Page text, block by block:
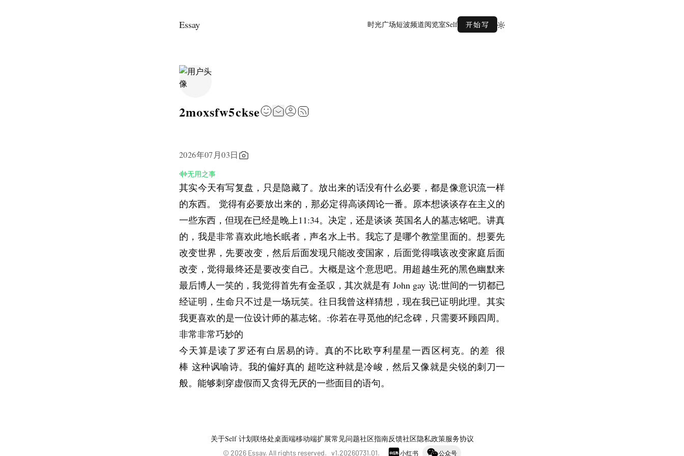
Essay 时光广场短波频道阅览室Self 开始写
2moxsfw5ckse
2026年07月03日
无用之事
其实今天有写复盘，只是隐藏了。放出来的话没有什么必要，都是像意识流一样
的东西。 觉得有必要放出来的，那必定得高谈阔论一番。原本想谈谈存在主义的
一些东西，但现在已经是晚上11:34。决定，还是谈谈 英国名人的墓志铭吧。讲真
的，我是非常喜欢此地长眠者，声名水上书。我忘了是哪个教堂里面的。想要先
改变世界，先要改变，然后后面发现只能改变国家，后面觉得哦该改变家庭后面
改变，觉得最终还是要改变自己。大概是这个意思吧。用超越生死的黑色幽默来
最后博人一笑的，我觉得首先有金圣叹，其次就是有 John gay 说:世间的一切都已
经证明，生命只不过是一场玩笑。往日我曾这样猜想，现在我已证明此理。其实
我更喜欢的是一位设计师的墓志铭。:你若在寻觅他的纪念碑，只需要环顾四周。
非常非常巧妙的
今天算是读了罗还有白居易的诗。真的不比欧亨利星星一西区柯克。的差  很
棒 这种讽喻诗。我的偏好真的 超吃这种就是冷峻，然后又像就是尖锐的刺刀一
般。能够刺穿虚假而又贪得无厌的一些面目的语句。
关于Self 计划联络处桌面端移动端扩展常见问题社区指南反馈社区隐私政策服务协议
© 2026 Essay. All rights reserved. v1.20260731.01. 小红书 公众号